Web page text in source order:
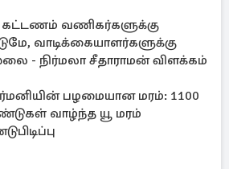
கட்டணம் வணிகர்களுக்கு
வாடிக்கையாளர்களுக்கு
- நிர்மலா சீதாராமன் விளக்கம்
பழமையான மரம்: 1100
வாழ்ந்த யூ மரம்